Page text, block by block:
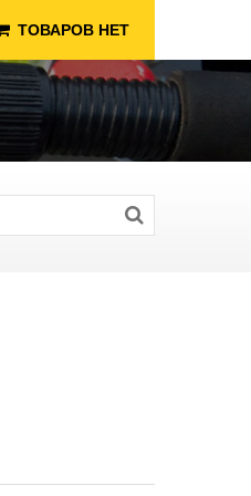
ТОВАРОВ НЕТ